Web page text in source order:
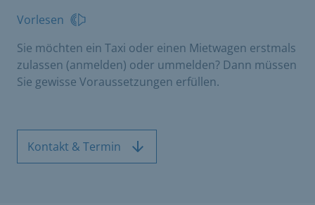
Vorlesen
Sie möchten ein Taxi oder einen Mietwagen erstmals
zulassen (anmelden) oder ummelden? Dann müssen
Sie gewisse Voraussetzungen erfüllen.
Kontakt & Termin